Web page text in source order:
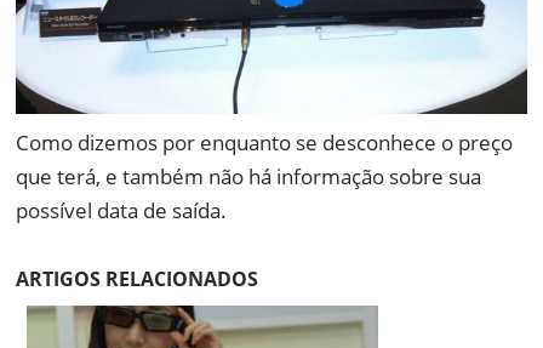
Como dizemos por enquanto se desconhece o preço
que terá, e também não há informação sobre sua
possível data de saída.
ARTIGOS RELACIONADOS